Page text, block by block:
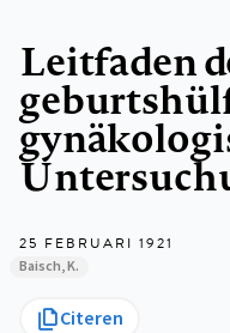
Leitfaden
25 FEBRUARI 1921
Baisch, K.
Citeren